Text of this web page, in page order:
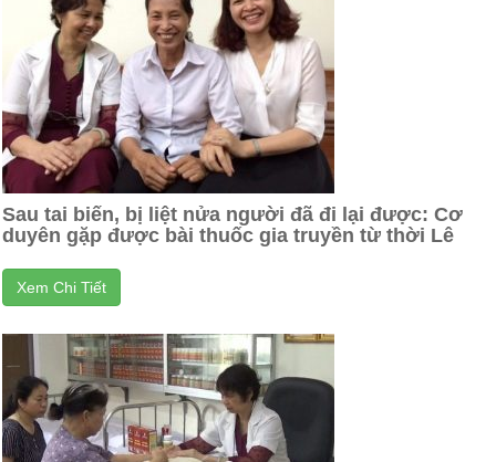
Sau tai biến, bị liệt nửa người đã đi lại được: Cơ
duyên gặp được bài thuốc gia truyền từ thời Lê
Xem Chi Tiết